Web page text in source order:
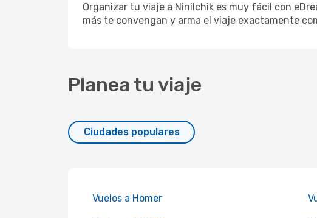
Organizar tu viaje a Ninilchik es muy fácil con
más te convengan y arma el viaje exactamente
Planea tu viaje
Ciudades populares
Vuelos a Homer